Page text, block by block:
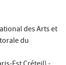
des Arts et
du